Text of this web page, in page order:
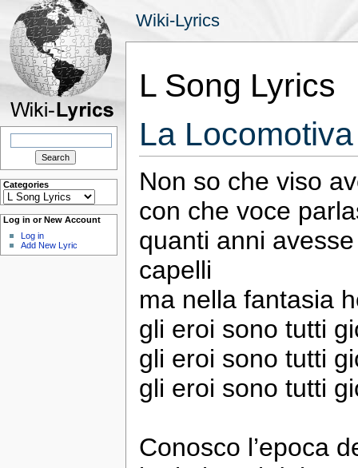
Wiki-Lyrics
Search
Categories
Categories
Log in or New Account
Log in
Add New Lyric
L Song Lyrics
La
Non so che viso
con che voce
quanti anni
capelli
ma nella fantasia
gli eroi sono tutti
gli eroi sono tutti
gli eroi sono tutti
Conosco l’epoca